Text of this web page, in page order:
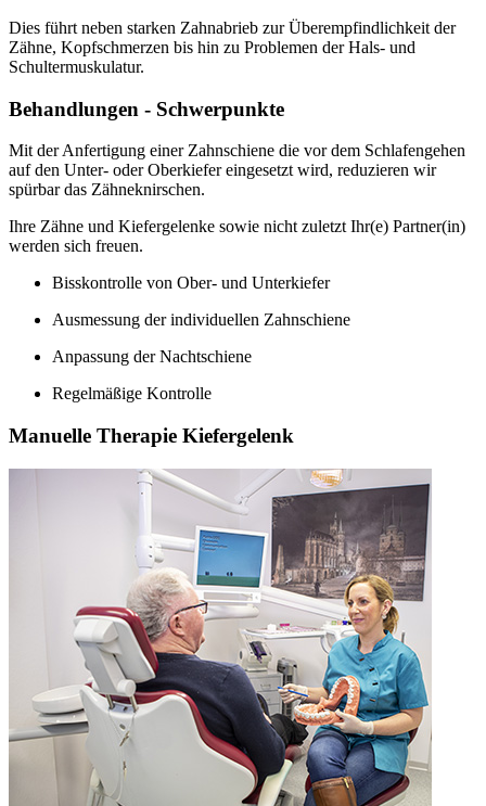
Dies führt neben starken Zahnabrieb zur Überempfindlichkeit der
Zähne, Kopfschmerzen bis hin zu Problemen der Hals- und
Schultermuskulatur.
Behandlungen - Schwerpunkte
Mit der Anfertigung einer Zahnschiene die vor dem Schlafengehen
auf den Unter- oder Oberkiefer eingesetzt wird, reduzieren wir
spürbar das Zähneknirschen.
Ihre Zähne und Kiefergelenke sowie nicht zuletzt Ihr(e) Partner(in)
werden sich freuen.
Bisskontrolle von Ober- und Unterkiefer
Ausmessung der individuellen Zahnschiene
Anpassung der Nachtschiene
Regelmäßige Kontrolle
Manuelle Therapie Kiefergelenk